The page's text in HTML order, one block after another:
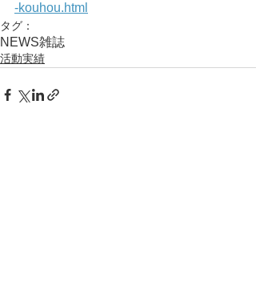
-kouhou.html
タグ：
NEWS雑誌
活動実績